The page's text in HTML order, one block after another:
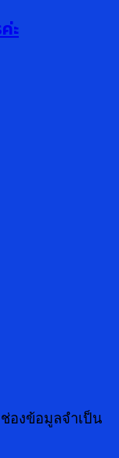
ะ
ช่องข้อมูลจำเป็น